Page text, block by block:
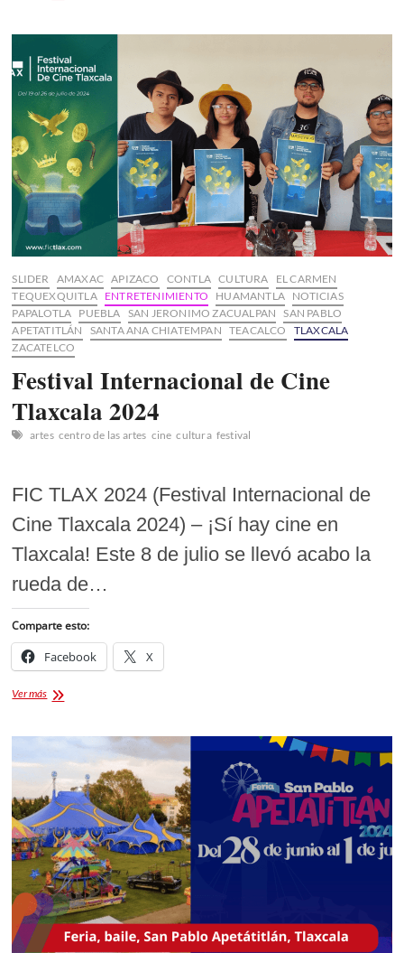
2025
en
la
Feria
Tlaxcala
2025:
Tradición
y
Orgullo
SLIDER AMAXAC APIZACO CONTLA CULTURA
EL CARMEN
TEQUEXQUITLA
ENTRETENIMIENTO HUAMANTLA NOTICIAS
PAPALOTLA PUEBLA SAN JERONIMO ZACUALPAN
SAN PABLO
APETATITLÁN
SANTA ANA CHIATEMPAN TEACALCO
TLAXCALA
ZACATELCO
Festival Internacional de Cine
Tlaxcala 2024
artes centro de las artes cine cultura festival
FIC TLAX 2024 (Festival Internacional de
Cine Tlaxcala 2024) – ¡Sí hay cine en
Tlaxcala! Este 8 de julio se llevó acabo la
rueda de…
Comparte esto:
Facebook X
Ver másFestival
Cine
2024